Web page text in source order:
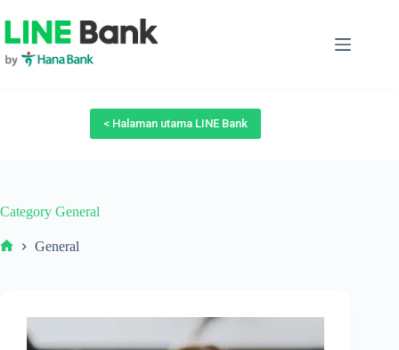
to
content
< Halaman utama LINE Bank
Category General
General